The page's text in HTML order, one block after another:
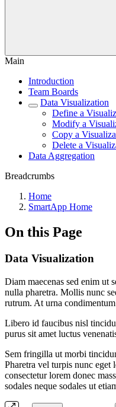
Main
Introduction
Team Boards
Data Visualization
Define a
Modify a
Copy a
Delete a
Data Aggregation
Breadcrumbs
Home
SmartApp Home
On this Page
Data Visualization
Diam maecenas sed enim ut
nulla pharetra. Mollis nunc
rutrum. At urna
Libero id faucibus nisl
purus sit amet luctus
Sem fringilla ut morbi
Pharetra vel turpis nunc eget
consectetur lorem donec
sodales neque sodales ut